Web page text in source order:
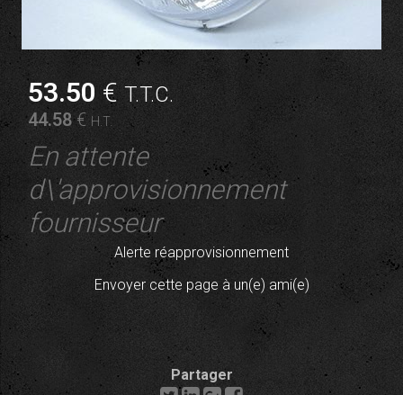
53.50 €T.T.C.
44.58€ H.T.
En attente
d\'approvisionnement
fournisseur
Alerte réapprovisionnement
Envoyer cette page à un(e) ami(e)
Partager